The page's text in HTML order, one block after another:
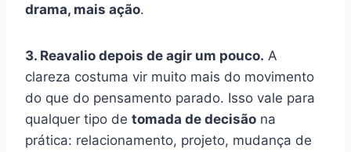
drama, mais ação.
3. Reavalio depois de agir um pouco. A
clareza costuma vir muito mais do movimento
do que do pensamento parado. Isso vale para
qualquer tipo de tomada de decisão na
prática: relacionamento, projeto, mudança de